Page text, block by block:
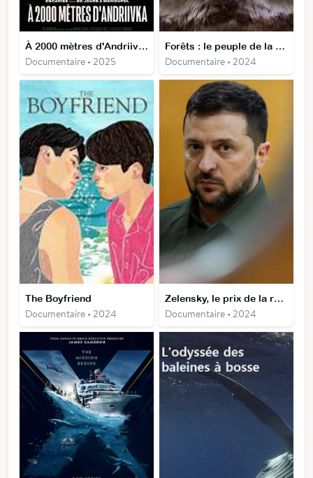
À 2000 mètres d'Andriivka
Documentaire • 2025
Forêts : le peuple de la nuit
Documentaire • 2024
The Boyfriend
Documentaire • 2024
Zelensky, le prix de la résistance
Documentaire • 2024